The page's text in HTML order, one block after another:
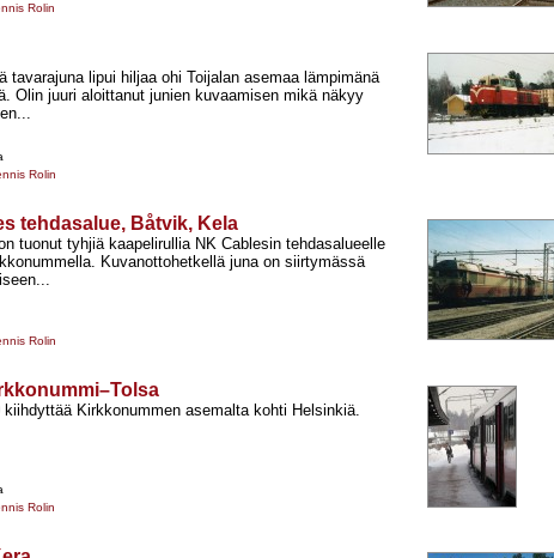
Rolin
tavarajuna lipui hiljaa ohi Toijalan asemaa lämpimänä
Olin juuri aloittanut junien kuvaamisen mikä näkyy
Rolin
tehdasalue, Båtvik, Kela
tuonut tyhjiä kaapelirullia NK Cablesin tehdasalueelle
Kuvanottohetkellä juna on siirtymässä
Rolin
kiihdyttää Kirkkonummen asemalta kohti Helsinkiä.
Rolin